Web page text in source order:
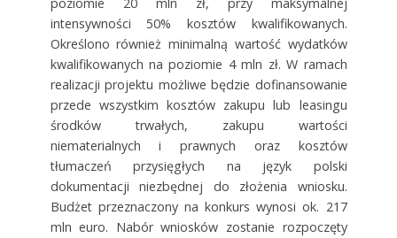
poziomie 20 mln zł, przy maksymalnej
intensywności 50% kosztów kwalifikowanych.
Określono również minimalną wartość wydatków
kwalifikowanych na poziomie 4 mln zł. W ramach
realizacji projektu możliwe będzie dofinansowanie
przede wszystkim kosztów zakupu lub leasingu
środków trwałych, zakupu wartości
niematerialnych i prawnych oraz kosztów
tłumaczeń przysięgłych na język polski
dokumentacji niezbędnej do złożenia wniosku.
Budżet przeznaczony na konkurs wynosi ok. 217
mln euro. Nabór wniosków zostanie rozpoczęty